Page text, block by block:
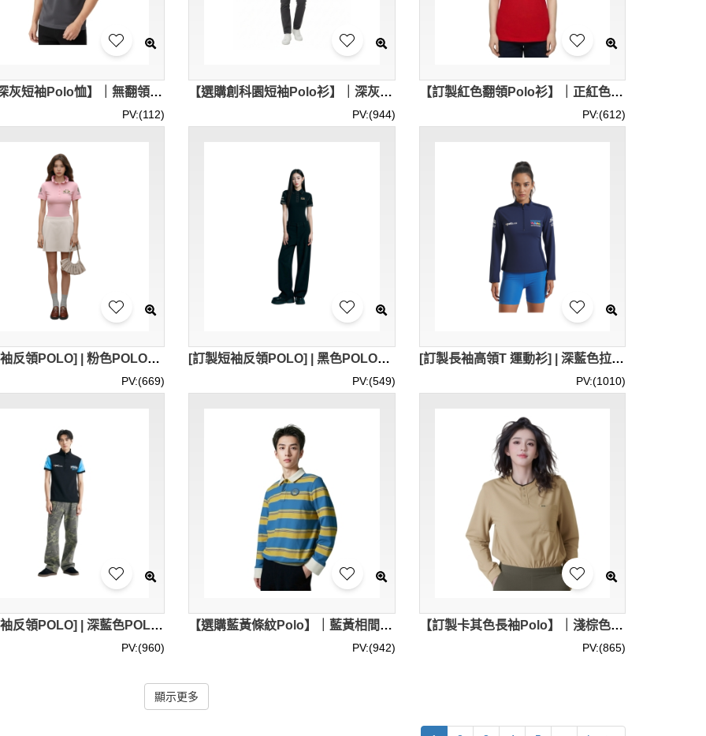
【訂製深灰短袖Polo恤】｜無翻領三粒扣門襟｜左胸紅色PURE字母印花｜Polo恤供應商 | P1928
PV:(112)
【選購創科園短袖Polo衫】｜深灰純白不規則拼色｜左胸藍綠印花標誌｜ISS香港創科園｜常規短袖翻Polo供應商 P1927
PV:(944)
【訂製紅色翻領Polo衫】｜正紅色純色衣身｜兩粒鈕扣開襟設計｜管弦樂團｜左胸黑色圖案印花｜青年交響樂團成員Polo衫｜Polo衫專門店 P1926
PV:(612)
[訂製短袖反領POLO] | 粉色POLO衫 | 繡花logo | 修身女裝Polo恤 | Polo恤供應商 | 96.5%C + 3.5%sp | 女款5顆，男款及兒童 3顆. 紐扣為粉紅色扣 | P1901
PV:(669)
[訂製短袖反領POLO] | 黑色POLO衫 | 繡花logo | 修身女裝Polo恤 | Polo恤供應商 | 96%cotton,4%spandex | 後領口內領加黑色織帶 | P1900
PV:(549)
[訂製長袖高領T 運動衫] | 深藍色拉鏈POLO衫 | 繡花logo | 修身女裝Polo恤 | Polo恤供應商 | 96%cotton,4%spandex | 不露牙的+拉鍊頂部耳仔+隱形拉鍊 | P1899
PV:(1010)
[訂製短袖反領POLO] | 深藍色POLO衫 | 繡花logo | 修身男裝Polo恤 | Polo恤供應商 | 96%cotton,4%spandex | 衫底開叉處加藍色人字帶內貼 | P1897
PV:(960)
【選購藍黃條紋Polo】｜藍黃相間寬條｜純白翻領領口｜左胸橢圓徽章｜常規袖｜領袖撞色｜條紋Polo供應商 P1895
PV:(942)
【訂製卡其色長袖Polo】｜淺棕色調布料｜無領座亨利領｜雙鈕扣半開襟｜兩粒紐｜長袖Polo專門店 P1894
PV:(865)
顯示更多